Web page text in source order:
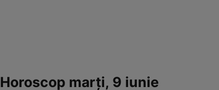
Horoscop marți, 9 iunie